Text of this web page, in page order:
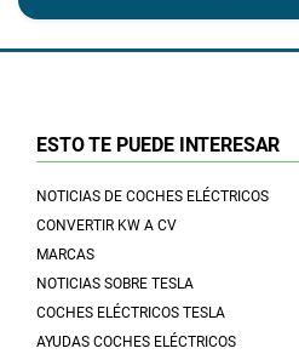
ESTO TE PUEDE INTERESAR
NOTICIAS DE COCHES ELÉCTRICOS
CONVERTIR KW A CV
MARCAS
NOTICIAS SOBRE TESLA
COCHES ELÉCTRICOS TESLA
AYUDAS COCHES ELÉCTRICOS